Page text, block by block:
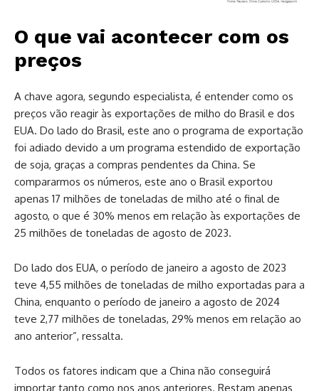
O que vai acontecer com os
preços
A chave agora, segundo especialista, é entender como os
preços vão reagir às exportações de milho do Brasil e dos
EUA. Do lado do Brasil, este ano o programa de exportação
foi adiado devido a um programa estendido de exportação
de soja, graças a compras pendentes da China. Se
compararmos os números, este ano o Brasil exportou
apenas 17 milhões de toneladas de milho até o final de
agosto, o que é 30% menos em relação às exportações de
25 milhões de toneladas de agosto de 2023.
Do lado dos EUA, o período de janeiro a agosto de 2023
teve 4,55 milhões de toneladas de milho exportadas para a
China, enquanto o período de janeiro a agosto de 2024
teve 2,77 milhões de toneladas, 29% menos em relação ao
ano anterior”, ressalta.
Todos os fatores indicam que a China não conseguirá
importar tanto como nos anos anteriores. Restam apenas